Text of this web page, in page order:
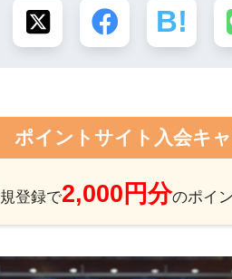
ポイントサイト入会キ
登録で2,000円分のポイ